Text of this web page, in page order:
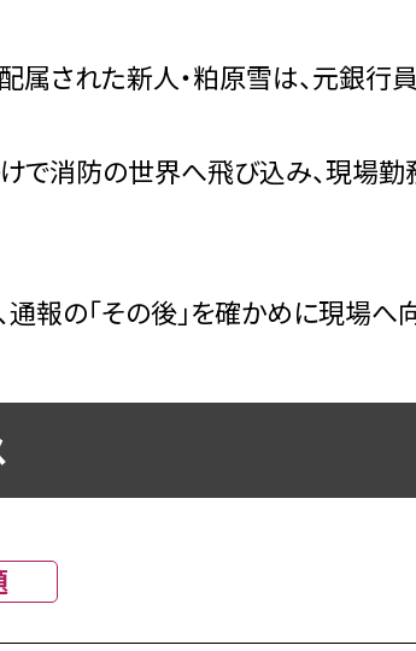
属された新人・粕原雪は、元銀行
で消防の世界へ飛び込み、現場
通報の「その後」を確かめに現場